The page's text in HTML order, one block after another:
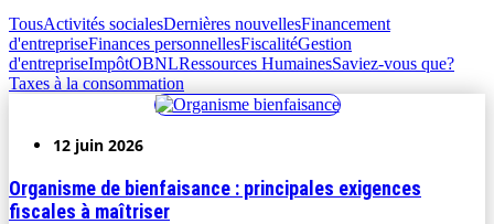
TousActivités socialesDernières nouvellesFinancement
d'entrepriseFinances personnellesFiscalitéGestion
d'entrepriseImpôtOBNLRessources HumainesSaviez-vous que?
Taxes à la consommation
12 juin 2026
Organisme de bienfaisance : principales exigences
fiscales à maîtriser